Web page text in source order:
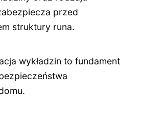
przed
struktury runa.
wykładzin to fundament